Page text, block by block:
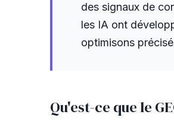
des signaux de
les IA ont
optimisons
Qu'est-ce que le